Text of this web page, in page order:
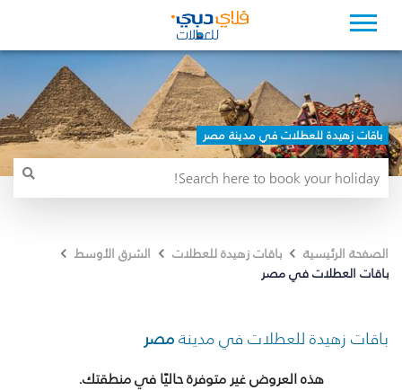
باقات زهيدة للعطلات في مدينة مصر
الصفحة الرئيسية باقات زهيدة للعطلات
الشرق الأوسط
باقات العطلات في مصر
باقات زهيدة للعطلات في مدينةمصر
هذه العروض غير متوفرة حاليًا في منطقتك.